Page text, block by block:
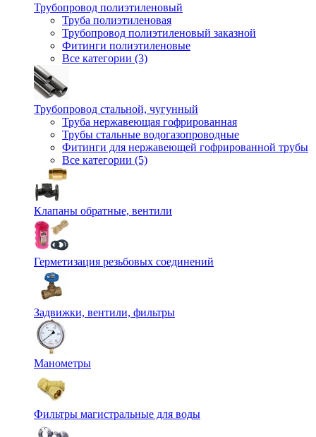
Трубопровод полиэтиленовый
Труба полиэтиленовая
Трубопровод полиэтиленовый заказной
Фитинги полиэтиленовые
Все категории (3)
Трубопровод стальной, чугунный
Труба нержавеющая гофрированная
Трубы стальные водогазопроводные
Фитинги для нержавеющей гофрированной трубы
Все категории (5)
Клапаны обратные, вентили
Герметизация резьбовых соединений
Задвижки, вентили, фильтры
Манометры
Фильтры магистральные для воды